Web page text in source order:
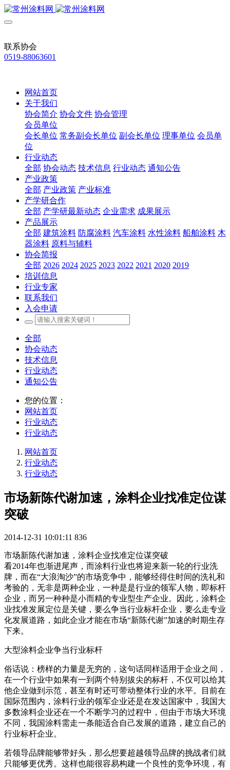
联系协会
0519-88063601
网站首页
关于我们
协会简介 协会文件 协会管理
会员单位
会长单位 常务副会长单位 副会长单位 理事单位 会员单
位
行业动态
全部 协会动态 技术信息 行业动态 通知公告
产业政策
全部 产业政策 产业标准
产学研合作
全部 产学研最新动态 企业需求 成果展示
产品展示
全部 建筑涂料 防腐涂料 汽车涂料 水性涂料 船舶涂料 木
器涂料 原料与辅料
协会简报
全部 2026 2024 2025 2023 2022 2021 2020 2019
培训信息
行业专家
联系我们
入会申请
全部
协会动态
技术信息
行业动态
通知公告
您的位置：
网站首页
行业动态
行业动态
网站首页
行业动态
行业动态
市场新陈代谢加速，涂料企业找准定位谋
突破
2014-12-31 10:01:11 836
市场新陈代谢加速，涂料企业找准定位谋突破
看2014年也渐进尾声，而涂料行业也将迎来新一轮的行业洗
牌，而在“大浪淘沙”的市场竞争中，能够经得住时间的洗礼和
考验的，无非是两种企业，一种是是行业的领军人物，即标杆
企业，而另一种种是小而精的专业型生产企业。因此，涂料企
业找准发展定位是关键，要么争当行业标杆企业，要么走专业
化发展道路，如此企业才能在市场“新陈代谢”加速的时期生存
下来。
大型涂料企业争当行业标杆
俗话说：榜样的力量是无穷的，这句话同样适用于企业之间，
在一个行业中如果有一到两个特别拔尖的标杆，不仅可以给其
他企业做到示范，甚至有时还可带动整体行业的水平。目前在
国际范围内，涂料行业的领军企业还是在发达国家中，我国大
多数涂料企业还在一个不断学习的过程中，但由于市场大环境
不同，我国涂料需走一条能适合自己发展的道路，建立自己的
行业标杆企业。
若领导品牌能够带好头，那么想要超越领导品牌的挑战者们就
只能够更优秀。这样也能很容易构建一个良性的竞争环境，有